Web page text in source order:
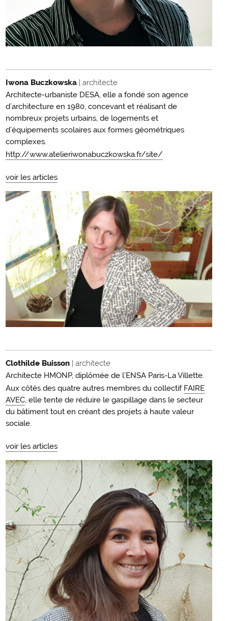
Iwona Buczkowska
| architecte
Architecte-urbaniste DESA, elle a fondé son agence
d’architecture en 1980, concevant et réalisant de
nombreux projets urbains, de logements et
d’équipements scolaires aux formes géométriques
complexes.
http://www.atelieriwonabuczkowska.fr/site/
voir les articles
Clothilde Buisson | architecte
Architecte HMONP, diplômée de l’ENSA Paris-La Villette.
Aux côtés des quatre autres membres du collectif FAIRE
AVEC, elle tente de réduire le gaspillage dans le secteur
du bâtiment tout en créant des projets à haute valeur
sociale.
voir les articles